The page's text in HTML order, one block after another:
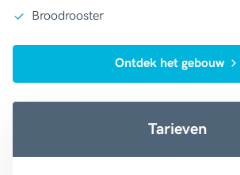
Broodrooster
Ontdek het gebouw
Tarieven